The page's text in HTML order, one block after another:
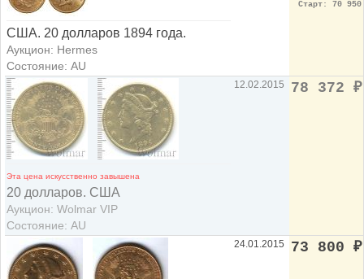
США. 20 долларов 1894 года.
Аукцион: Hermes
Состояние: AU
Старт: 70 950
Эта цена искусственно завышена
20 долларов. США
Аукцион: Wolmar VIP
Состояние: AU
12.02.2015 78 372 ₽
24.01.2015 73 800 ₽